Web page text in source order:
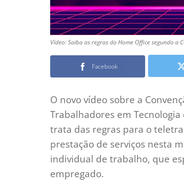
Vídeo: Saiba as regras do Home Office segundo a
Facebook
O novo vídeo sobre a
Trabalhadores em
trata das regras para o
prestação de serviços nesta
individual de trabalho, que
empregado.